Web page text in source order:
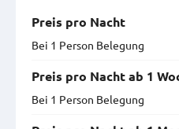
Preis pro Nacht
Bei 1 Person Belegung
Preis pro Nacht ab 1
Bei 1 Person Belegung